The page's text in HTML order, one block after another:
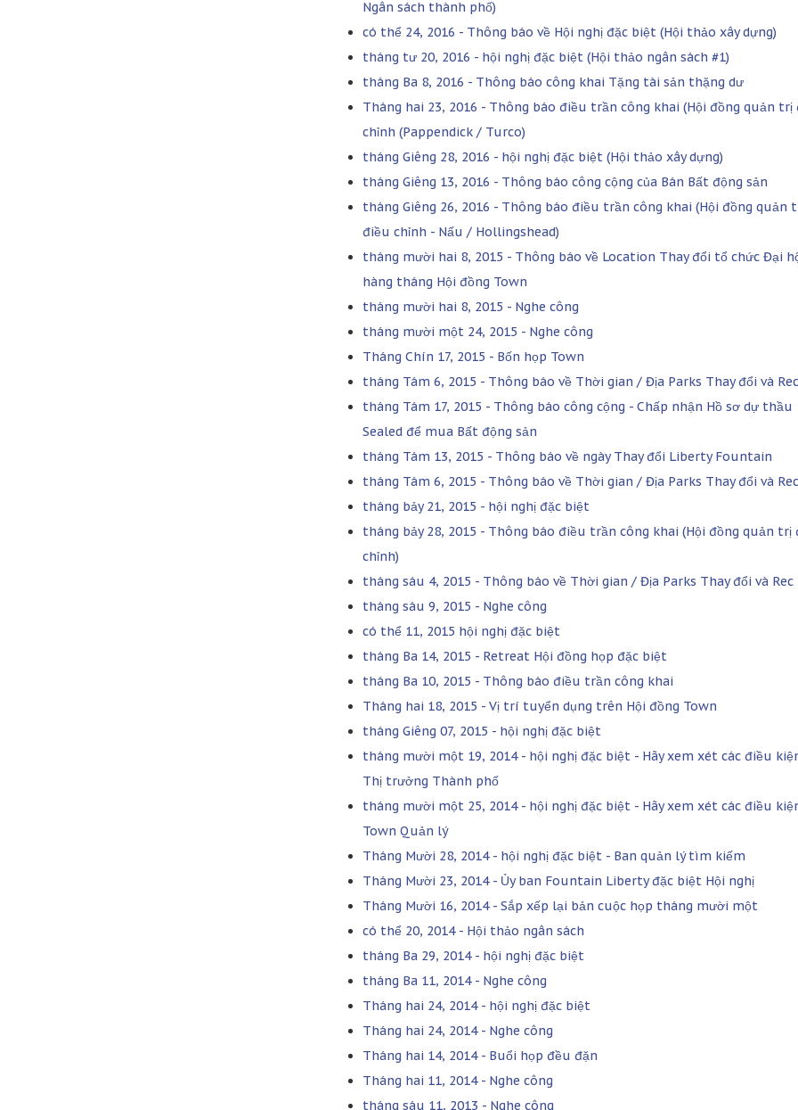
Ngân sách thành phố)
có thể 24, 2016 - Thông báo về Hội nghị đặc biệt (Hội thảo xây dựng)
tháng tư 20, 2016 - hội nghị đặc biệt (Hội thảo ngân sách #1)
tháng Ba 8, 2016 - Thông báo công khai Tặng tài sản thặng dư
Tháng hai 23, 2016 - Thông báo điều trần công khai (Hội đồng quản trị
chỉnh (Pappendick / Turco)
tháng Giêng 28, 2016 - hội nghị đặc biệt (Hội thảo xây dựng)
tháng Giêng 13, 2016 - Thông báo công cộng của Bán Bất động sản
tháng Giêng 26, 2016 - Thông báo điều trần công khai (Hội đồng quản
điều chỉnh - Nấu / Hollingshead)
tháng mười hai 8, 2015 - Thông báo về Location Thay đổi tổ chức Đại
hàng tháng Hội đồng Town
tháng mười hai 8, 2015 - Nghe công
tháng mười một 24, 2015 - Nghe công
Tháng Chín 17, 2015 - Bốn họp Town
tháng Tám 6, 2015 - Thông báo về Thời gian / Địa Parks Thay đổi và Rec
tháng Tám 17, 2015 - Thông báo công cộng - Chấp nhận Hồ sơ dự thầu
Sealed để mua Bất động sản
tháng Tám 13, 2015 - Thông báo về ngày Thay đổi Liberty Fountain
tháng Tám 6, 2015 - Thông báo về Thời gian / Địa Parks Thay đổi và Rec
tháng bảy 21, 2015 - hội nghị đặc biệt
tháng bảy 28, 2015 - Thông báo điều trần công khai (Hội đồng quản trị
chỉnh)
tháng sáu 4, 2015 - Thông báo về Thời gian / Địa Parks Thay đổi và Rec
tháng sáu 9, 2015 - Nghe công
có thể 11, 2015 hội nghị đặc biệt
tháng Ba 14, 2015 - Retreat Hội đồng họp đặc biệt
tháng Ba 10, 2015 - Thông báo điều trần công khai
Tháng hai 18, 2015 - Vị trí tuyển dụng trên Hội đồng Town
tháng Giêng 07, 2015 - hội nghị đặc biệt
tháng mười một 19, 2014 - hội nghị đặc biệt - Hãy xem xét các điều
Thị trưởng Thành phố
tháng mười một 25, 2014 - hội nghị đặc biệt - Hãy xem xét các điều
Town Quản lý
Tháng Mười 28, 2014 - hội nghị đặc biệt - Ban quản lý tìm kiếm
Tháng Mười 23, 2014 - Ủy ban Fountain Liberty đặc biệt Hội nghị
Tháng Mười 16, 2014 - Sắp xếp lại bản cuộc họp tháng mười một
có thể 20, 2014 - Hội thảo ngân sách
tháng Ba 29, 2014 - hội nghị đặc biệt
tháng Ba 11, 2014 - Nghe công
Tháng hai 24, 2014 - hội nghị đặc biệt
Tháng hai 24, 2014 - Nghe công
Tháng hai 14, 2014 - Buổi họp đều đặn
Tháng hai 11, 2014 - Nghe công
tháng sáu 11, 2013 - Nghe công